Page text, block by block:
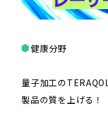
健康分野
量子加工の
製品の質を上げる！